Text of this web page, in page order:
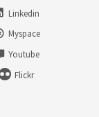
Linkedin
Myspace
Youtube
Flickr